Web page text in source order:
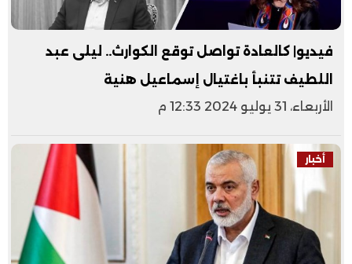
فيديو| كالعادة تواصل توقع الكوارث.. ليلى عبد
اللطيف تتنبأ باغتيال إسماعيل هنية
الأربعاء، 31 يوليو 2024 12:33 م
أخبار